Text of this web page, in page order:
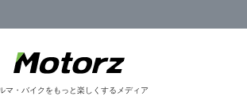
マ・バイクをもっと楽しくするメディア